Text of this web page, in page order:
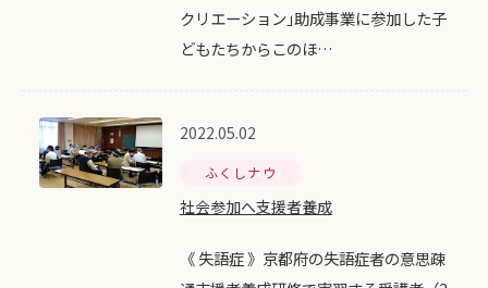
クリエーション｣助成事業に参加した子
どもたちからこのほ…
2022.05.02
ふくしナウ
社会参加へ支援者養成
《 失語症 》京都府の失語症者の意思疎